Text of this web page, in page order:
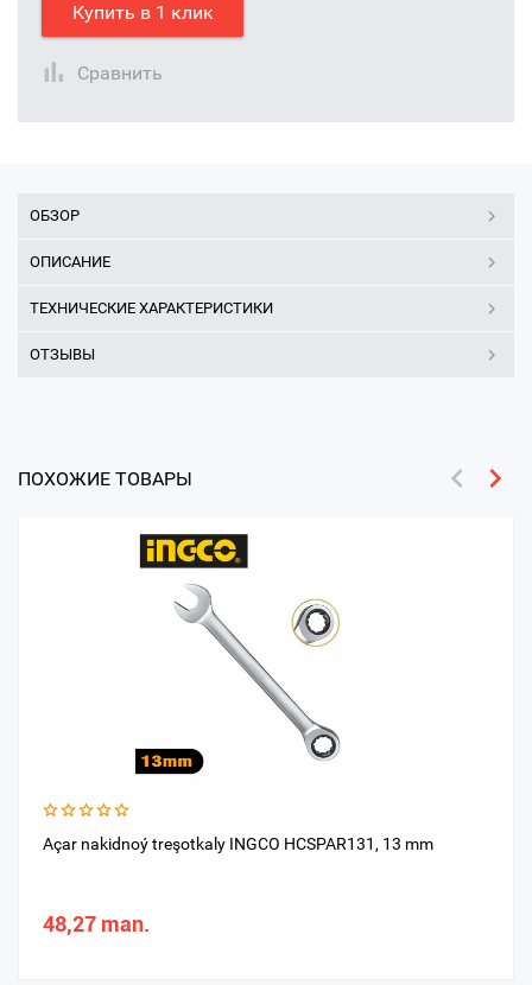
Купить в 1 клик
Сравнить
ОБЗОР
ОПИСАНИЕ
ТЕХНИЧЕСКИЕ ХАРАКТЕРИСТИКИ
ОТЗЫВЫ
ПОХОЖИЕ ТОВАРЫ
Açar nakidnoý treşotkaly INGCO HCSPAR131, 13 mm
48,27 man.